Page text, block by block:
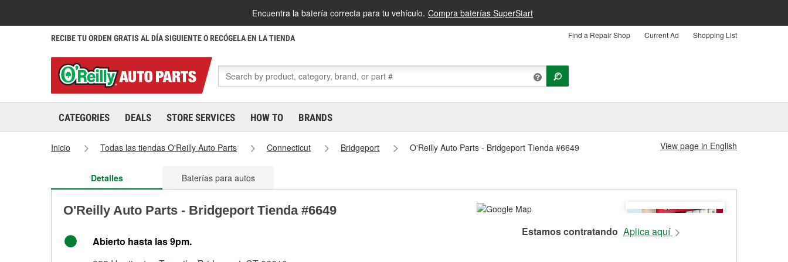
Encuentra la batería correcta para tu vehículo. Compra baterías SuperStart
RECIBE TU ORDEN GRATIS AL DÍA SIGUIENTE O RECÓGELA EN LA TIENDA Find a Repair Shop Current Ad Shopping List
CATEGORIES DEALS STORE SERVICES HOW TO BRANDS
Inicio Todas las tiendas O'Reilly Auto Parts Connecticut Bridgeport O'Reilly Auto Parts - Bridgeport Tienda #6649 View page in English
Detalles Baterías para autos
O'Reilly Auto Parts - Bridgeport Tienda #6649
Abierto hasta las 9pm.
Estamos contratando Aplica aquí